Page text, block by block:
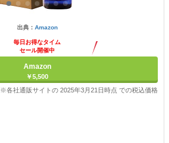
出典： Amazon
毎日お得なタイム
セール開催中
Amazon
￥5,500
※各社通販サイトの 2025年3月21日時点 での税込価格